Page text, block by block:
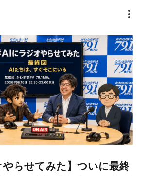
やらせてみた】ついに最終